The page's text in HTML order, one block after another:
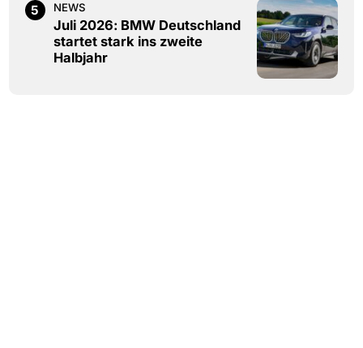
5 NEWS
Juli 2026: BMW Deutschland
startet stark ins zweite
Halbjahr